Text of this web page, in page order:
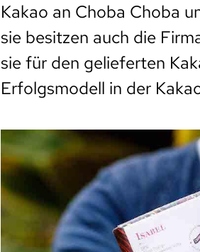
Kakao an Choba Choba
sie besitzen auch die
sie für den gelieferten
Erfolgsmodell in der